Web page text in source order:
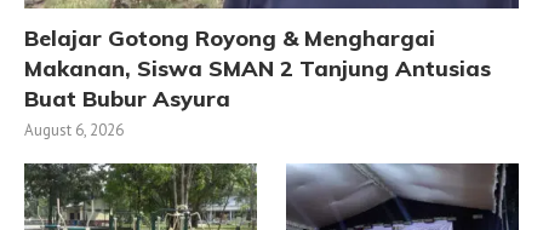
Belajar Gotong Royong & Menghargai
Makanan, Siswa SMAN 2 Tanjung Antusias
Buat Bubur Asyura
August 6, 2026